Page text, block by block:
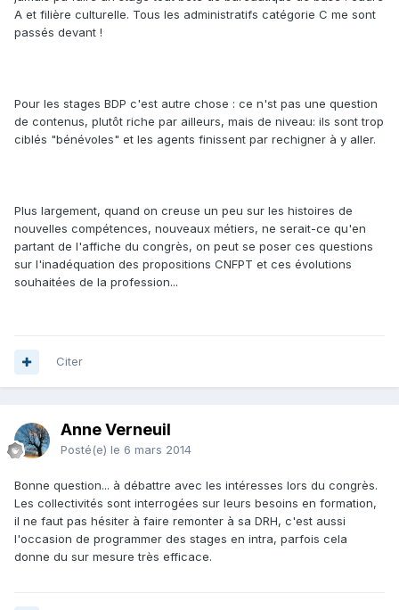
A et filière culturelle. Tous les administratifs catégorie C me sont
passés devant !
Pour les stages BDP c'est autre chose : ce n'st pas une question
de contenus, plutôt riche par ailleurs, mais de niveau: ils sont trop
ciblés "bénévoles" et les agents finissent par rechigner à y aller.
Plus largement, quand on creuse un peu sur les histoires de
nouvelles compétences, nouveaux métiers, ne serait-ce qu'en
partant de l'affiche du congrès, on peut se poser ces questions
sur l'inadéquation des propositions CNFPT et ces évolutions
souhaitées de la profession...
Citer
Anne Verneuil
Posté(e) le 6 mars 2014
Bonne question... à débattre avec les intéresses lors du congrès.
Les collectivités sont interrogées sur leurs besoins en formation,
il ne faut pas hésiter à faire remonter à sa DRH, c'est aussi
l'occasion de programmer des stages en intra, parfois cela
donne du sur mesure très efficace.